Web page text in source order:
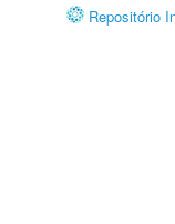
Repositório